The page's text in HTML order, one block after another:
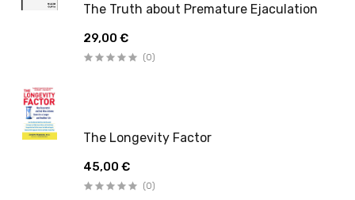
The Truth about Premature Ejaculation
29,00 €
(0)
The Longevity Factor
45,00 €
(0)